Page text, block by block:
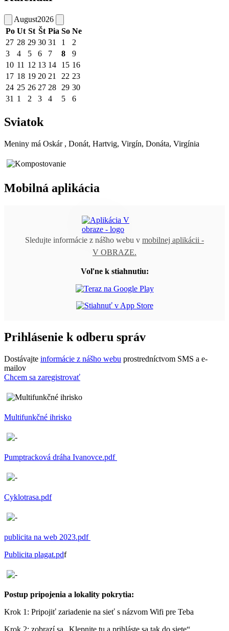
August2026
Po Ut St Št Pia So Ne
27 28 29 30 31 1
2
3
4 5 6 7 8
9
10 11 12 13 14 15 16
17 18 19 20 21 22 23
24 25 26 27 28 29 30
31 1 2 3 4 5 6
Sviatok
Meniny má Oskár , Donát, Hartvig, Virgín, Donáta, Virgínia
Mobilná aplikácia
Sledujte informácie z nášho webu v mobilnej aplikácii -
V OBRAZE.
Voľne k stiahnutiu:
Prihlásenie k odberu správ
Dostávajte informácie z nášho webu prostredníctvom SMS a e-
mailov
Chcem sa zaregistrovať
Multifunkčné ihrisko
Pumptracková dráha Ivanovce.pdf
Cyklotrasa.pdf
publicita na web 2023.pdf
Publicita plagat.pdf
Postup pripojenia a lokality pokrytia:
Krok 1: Pripojiť zariadenie na sieť s názvom Wifi pre Teba